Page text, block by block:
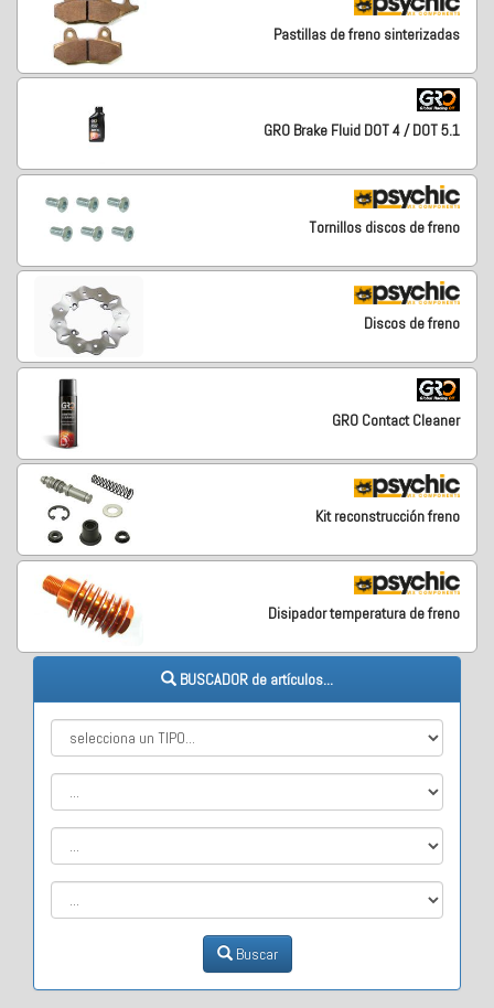
Pastillas de freno sinterizadas
GRO Brake Fluid DOT 4 / DOT 5.1
Tornillos discos de freno
Discos de freno
GRO Contact Cleaner
Kit reconstrucción freno
Disipador temperatura de freno
BUSCADOR de artículos...
Buscar